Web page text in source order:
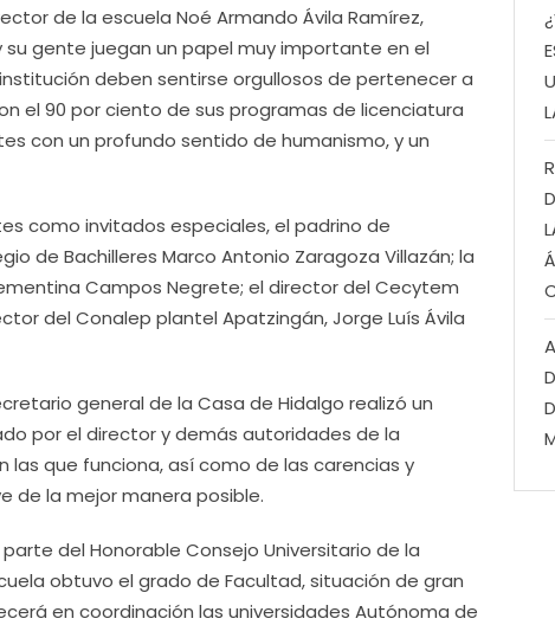
de la escuela Noé Armando Ávila Ramírez,
gente juegan un papel muy importante en el
deben sentirse orgullosos de pertenecer a
el 90 por ciento de sus programas de licenciatura
con un profundo sentido de humanismo, y un
como invitados especiales, el padrino de
de Bachilleres Marco Antonio Zaragoza Villazán; la
Campos Negrete; el director del Cecytem
del Conalep plantel Apatzingán, Jorge Luís Ávila
general de la Casa de Hidalgo realizó un
por el director y demás autoridades de la
que funciona, así como de las carencias y
de la mejor manera posible.
del Honorable Consejo Universitario de la
obtuvo el grado de Facultad, situación de gran
en coordinación las universidades Autónoma de